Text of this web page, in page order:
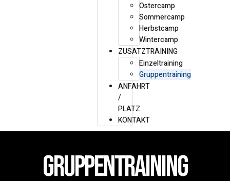
Ostercamp
Sommercamp
Herbstcamp
Wintercamp
ZUSATZTRAINING
Einzeltraining
Gruppentraining
ANFAHRT
/
PLATZ
KONTAKT
Gruppentraining